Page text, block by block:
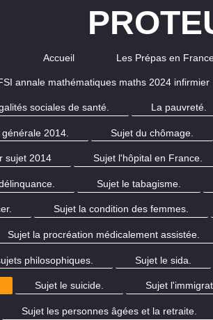
Accueil Les Prépas en
annale mathématiques maths 2024 infirmier
sociales de santé. La pauvreté.
2014. Sujet du chômage.
sujet 2014 Sujet l'hôpital en France.
Sujet le tabagisme.
Sujet la condition des femmes.
Sujet la procréation médicalement assistée.
philosophiques. Sujet le sida.
Sujet le suicide. Sujet
Sujet les personnes âgées et la retraite.